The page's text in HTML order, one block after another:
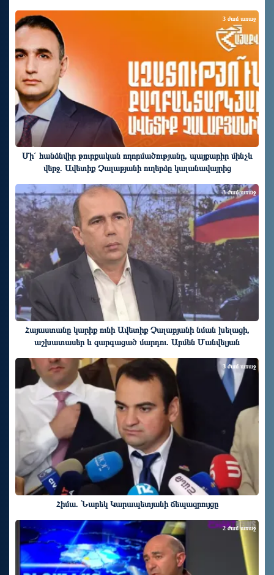
Մի´ հանձնվիր թուրքական ողորմածությանը, պայքարիր մինչև
վերջ. Ավետիք Չալաբյանի ուղերձը կալանավայրից
3 ժամ առաջ
Հայաստանը կարիք ունի Ավետիք Չալաբյանի նման խելացի,
աշխատասեր և զարգացած մարդու. Արմեն Մանվելյան
3 ժամ առաջ
Հիմա. Նարեկ Կարապետյանի ճեպազրույցը
3 ժամ առաջ
2 ժամ առաջ